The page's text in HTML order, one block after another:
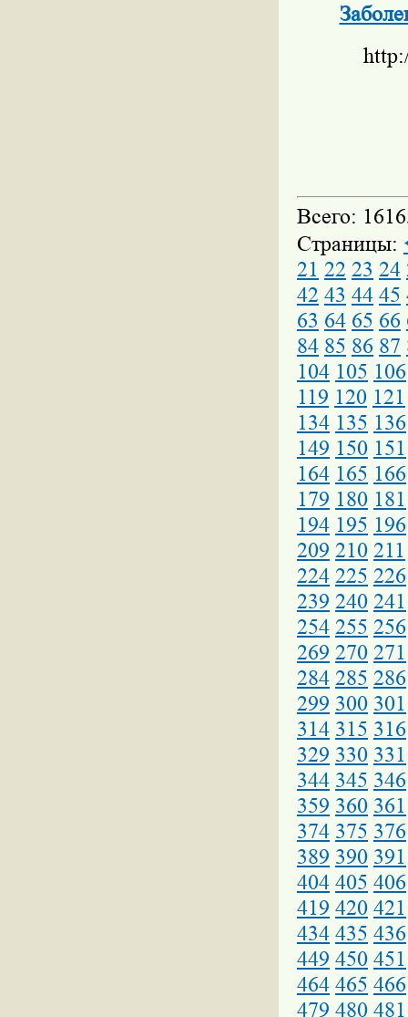
Всего:
Страницы:
21 22 23 24
42 43 44 45
63 64 65 66
84 85 86 87
104 105 106
119 120 121
134 135 136
149 150 151
164 165 166
179 180 181
194 195 196
209 210 211
224 225 226
239 240 241
254 255 256
269 270 271
284 285 286
299 300 301
314 315 316
329 330 331
344 345 346
359 360 361
374 375 376
389 390 391
404 405 406
419 420 421
434 435 436
449 450 451
464 465 466
479 480 481